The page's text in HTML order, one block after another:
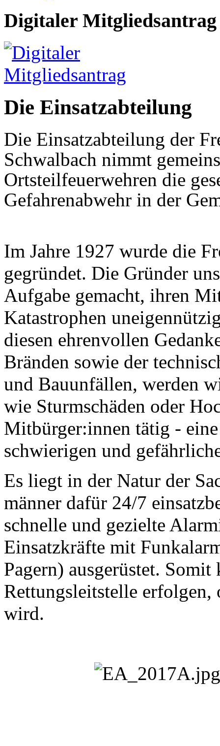
Digitaler Mitgliedsantrag
Die Einsatzabteilung
Die Einsatzabteilung der
Schwalbach nimmt
Ortsteilfeuerwehren die
Gefahrenabwehr in der
Im Jahre 1927 wurde die
gegründet. Die Gründer
Aufgabe gemacht, ihren
Katastrophen
diesen ehrenvollen
Bränden sowie der
und Bauunfällen, werden
wie Sturmschäden oder
Mitbürger:innen tätig -
schwierigen und
Es liegt in der Natur der
männer dafür 24/7
schnelle und gezielte
Einsatzkräfte mit
Pagern) ausgerüstet.
Rettungsleitstelle erfolgen,
wird.